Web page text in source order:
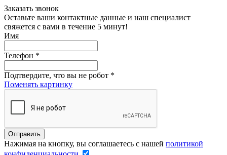
Заказать звонок
Оставьте ваши контактные данные и наш специалист
свяжется с вами в течение 5 минут!
Имя
Телефон *
Подтвердите, что вы не робот *
Поменять картинку
Нажимая на кнопку, вы соглашаетесь с нашей политикой